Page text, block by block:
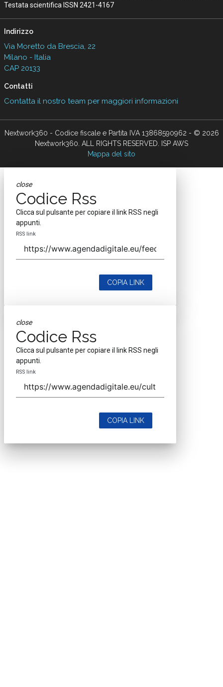
Testata scientifica ISSN 2421-4167
Indirizzo
Via Moretto da Brescia, 22
Milano - Italia
CAP 20133
Contatti
Contatta il nostro team per maggiori informazioni
Nextwork360 - Codice fiscale e Partita IVA 13868590962 - © 2026
Nextwork360. ALL RIGHTS RESERVED. ISP AWS
Mappa del sito
close
Codice Rss
Clicca sul pulsante per copiare il link RSS negli
appunti.
RSS link
COPIA LINK
close
Codice Rss
Clicca sul pulsante per copiare il link RSS negli
appunti.
RSS link
COPIA LINK